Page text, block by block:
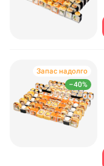
–40%
Запас надолго